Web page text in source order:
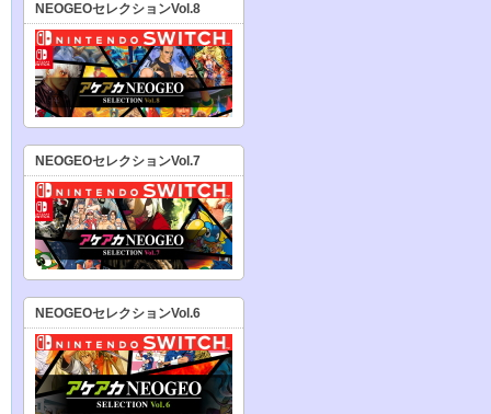
NEOGEOセレクションVol.8
NEOGEOセレクションVol.7
NEOGEOセレクションVol.6